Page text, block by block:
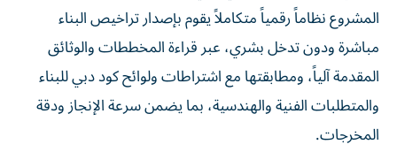
المشروع نظاماً رقمياً متكاملاً يقوم بإصدار تراخيص البناء
مباشرة ودون تدخل بشري، عبر قراءة المخططات والوثائق
المقدمة آلياً، ومطابقتها مع اشتراطات ولوائح كود دبي للبناء
والمتطلبات الفنية والهندسية، بما يضمن سرعة الإنجاز ودقة
المخرجات.